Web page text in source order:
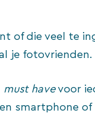
of die veel te
je fotovrienden.
must havevoor
smartphone of